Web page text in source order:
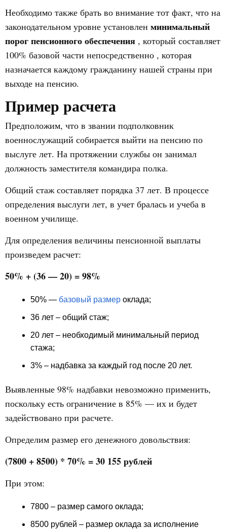
Необходимо также брать во внимание тот факт, что на
законодательном уровне установлен минимальный
порог пенсионного обеспечения , который составляет
100% базовой части непосредственно , которая
назначается каждому гражданину нашей страны при
выходе на пенсию.
Пример расчета
Предположим, что в звании подполковник
военнослужащий собирается выйти на пенсию по
выслуге лет. На протяжении службы он занимал
должность заместителя командира полка.
Общий стаж составляет порядка 37 лет. В процессе
определения выслуги лет, в учет бралась и учеба в
военном училище.
Для определения величины пенсионной выплаты
произведем расчет:
50% + (36 — 20) = 98%
50% — базовый размер оклада;
36 лет – общий стаж;
20 лет – необходимый минимальный период
стажа;
3% – надбавка за каждый год после 20 лет.
Выявленные 98% надбавки невозможно применить,
поскольку есть ограничение в 85% — их и будет
задействовано при расчете.
Определим размер его денежного довольствия:
(7800 + 8500) * 70% = 30 155 рублей
При этом:
7800 – размер самого оклада;
8500 рублей – размер оклада за исполнение